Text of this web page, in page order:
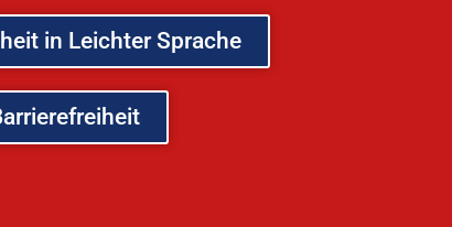
in Leichter Sprache